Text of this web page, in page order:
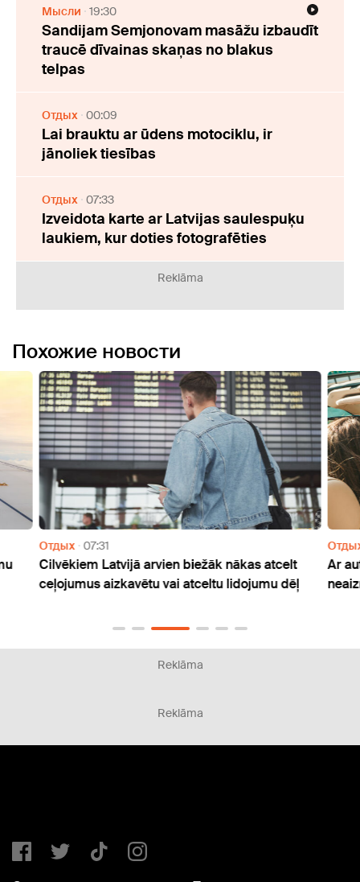
Мысли 19:30
Sandijam Semjonovam masāžu izbaudīt
traucē dīvainas skaņas no blakus
telpas
Отдых 00:09
Lai brauktu ar ūdens motociklu, ir
jānoliek tiesības
Отдых 07:33
Izveidota karte ar Latvijas saulespuķu
laukiem, kur doties fotografēties
Reklāma
Похожие новости
Отдых 07:31
Cilvēkiem Latvijā arvien biežāk nākas atcelt
ceļojumus aizkavētu vai atceltu lidojumu dēļ
Ar
Reklāma
Reklāma